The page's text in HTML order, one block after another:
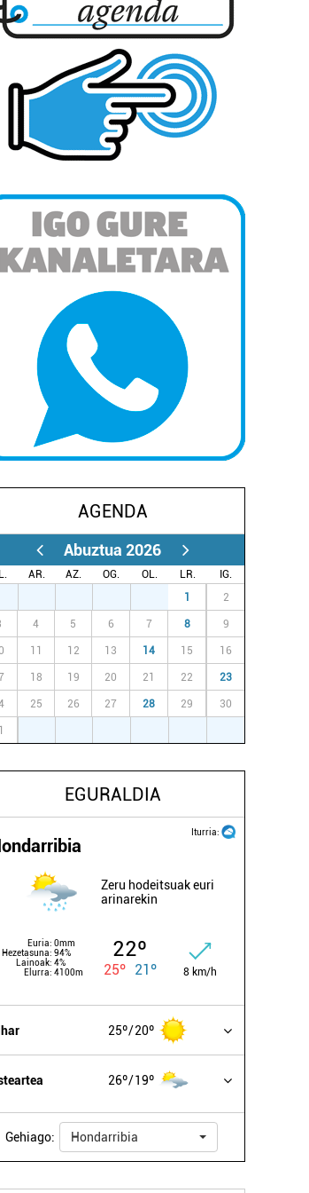
AGENDA
Abuztua 2026
AR. AZ. OG. OL. LR.
IG.
1 2
4 5 6 7 8 9
11 12 13 14 15 16
18 19 20 21 22 23
25 26 27 28 29 30
EGURALDIA
Iturria:
Zeru hodeitsuak euri
arinarekin
Euria: 0mm
Hezetasuna: 94%
Lainoak: 4%
Elurra: 4100m
22º
25º 21º 8 km/h
25º 20º
26º 19º
Gehiago: Hondarribia